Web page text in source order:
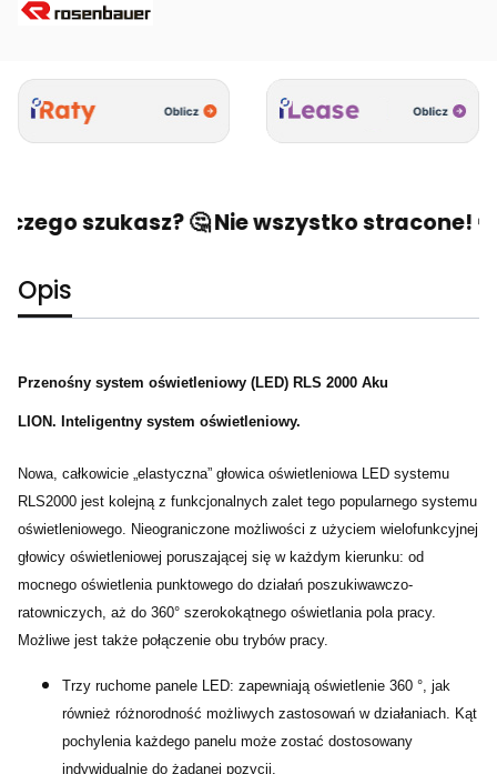
szukasz? 🤔 Nie wszystko stracone! 🙂
Opis
Przenośny system oświetleniowy (LED) RLS 2000 Aku
LION. Inteligentny system oświetleniowy.
Nowa, całkowicie „elastyczna” głowica oświetleniowa LED systemu
RLS2000 jest kolejną z funkcjonalnych zalet tego popularnego systemu
oświetleniowego. Nieograniczone możliwości z użyciem wielofunkcyjnej
głowicy oświetleniowej poruszającej się w każdym kierunku: od
mocnego oświetlenia punktowego do działań poszukiwawczo-
ratowniczych, aż do 360° szerokokątnego oświetlania pola pracy.
Możliwe jest także połączenie obu trybów pracy.
Trzy ruchome panele LED: zapewniają oświetlenie 360 °, jak
również różnorodność możliwych zastosowań w działaniach. Kąt
pochylenia każdego panelu może zostać dostosowany
indywidualnie do żądanej pozycji.